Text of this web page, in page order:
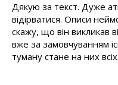
Дякую за текст. Дуже
відірватися. Описи
скажу, що він викликав
вже за замовчуванням
туману стане на них всіх.